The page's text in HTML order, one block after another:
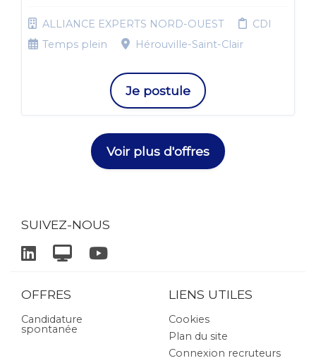
ALLIANCE EXPERTS NORD-OUEST
CDI
Temps plein
Hérouville-Saint-Clair
Je postule
Voir plus d'offres
SUIVEZ-NOUS
OFFRES
Candidature
spontanée
LIENS UTILES
Cookies
Plan du site
Connexion recruteurs